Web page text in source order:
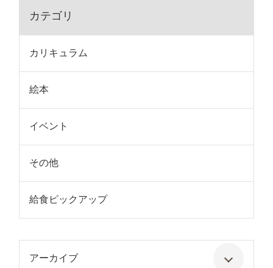
カテゴリ
カリキュラム
絵本
イベント
その他
給食ピックアップ
アーカイブ